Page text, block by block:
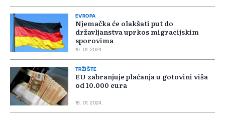
EVROPA
Njemačka će olakšati put do
državljanstva uprkos migracijskim
sporovima
19. 01. 2024.
TRŽIŠTE
EU zabranjuje plaćanja u gotovini viša
od 10.000 eura
18. 01. 2024.